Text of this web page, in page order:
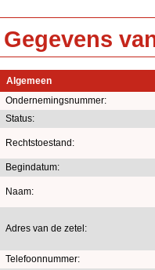
Gegevens
Algemeen
Ondernemingsnummer:
Status:
Rechtstoestand:
Begindatum:
Naam:
Adres van de zetel:
Telefoonnummer: